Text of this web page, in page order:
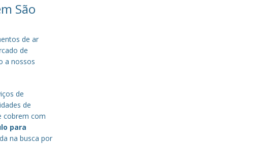
São
de ar
de
a nossos
de
de
cobrem com
para
na busca por